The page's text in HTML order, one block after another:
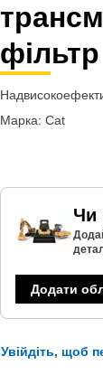
фільтр
Марка: Cat
Чи
Додати
Увійдіть, щоб